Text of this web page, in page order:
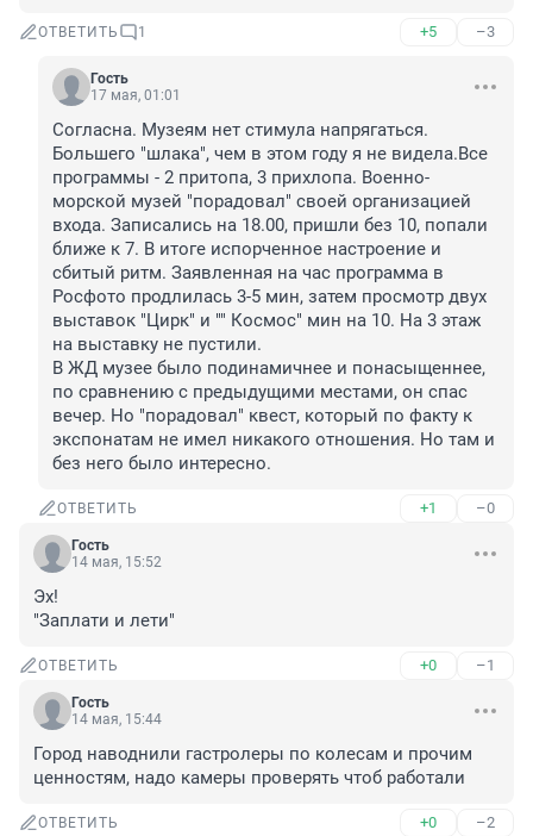
ОТВЕТИТЬ 1 +5 –3
Гость
17 мая, 01:01
Согласна. Музеям нет стимула напрягаться.
Большего "шлака", чем в этом году я не видела.Все
программы - 2 притопа, 3 прихлопа. Военно-
морской музей "порадовал" своей организацией
входа. Записались на 18.00, пришли без 10, попали
ближе к 7. В итоге испорченное настроение и
сбитый ритм. Заявленная на час программа в
Росфото продлилась 3-5 мин, затем просмотр двух
выставок "Цирк" и "" Космос" мин на 10. На 3 этаж
на выставку не пустили.
В ЖД музее было подинамичнее и понасыщеннее,
по сравнению с предыдущими местами, он спас
вечер. Но "порадовал" квест, который по факту к
экспонатам не имел никакого отношения. Но там и
без него было интересно.
ОТВЕТИТЬ +1 –0
Гость
14 мая, 15:52
Эх!
"Заплати и лети"
ОТВЕТИТЬ +0 –1
Гость
14 мая, 15:44
Город наводнили гастролеры по колесам и прочим
ценностям, надо камеры проверять чтоб работали
ОТВЕТИТЬ +0 –2